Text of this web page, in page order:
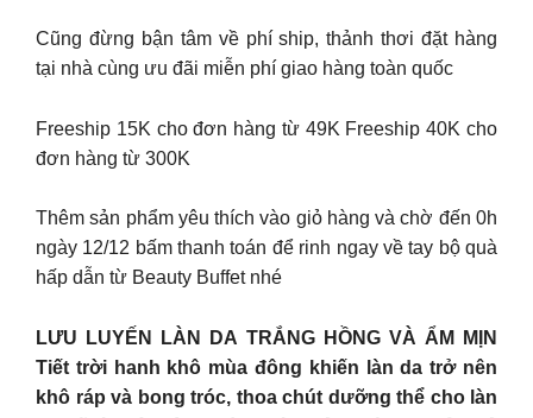
Cũng đừng bận tâm về phí ship, thảnh thơi đặt hàng
tại nhà cùng ưu đãi miễn phí giao hàng toàn quốc
Freeship 15K cho đơn hàng từ 49K Freeship 40K cho
đơn hàng từ 300K
Thêm sản phẩm yêu thích vào giỏ hàng và chờ đến 0h
ngày 12/12 bấm thanh toán để rinh ngay về tay bộ quà
hấp dẫn từ Beauty Buffet nhé
LƯU LUYẾN LÀN DA TRẮNG HỒNG VÀ ẨM MỊN
Tiết trời hanh khô mùa đông khiến làn da trở nên
khô ráp và bong tróc, thoa chút dưỡng thể cho làn